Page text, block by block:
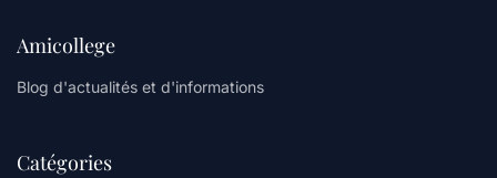
Amicollege
Blog d'actualités et d'informations
Catégories